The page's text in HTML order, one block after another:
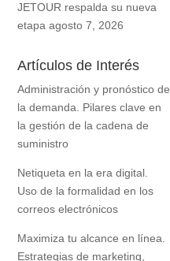
JETOUR respalda su nueva
etapa agosto 7, 2026
Artículos de Interés
Administración y pronóstico de
la demanda. Pilares clave en
la gestión de la cadena de
suministro
Netiqueta en la era digital.
Uso de la formalidad en los
correos electrónicos
Maximiza tu alcance en línea.
Estrategias de marketing,